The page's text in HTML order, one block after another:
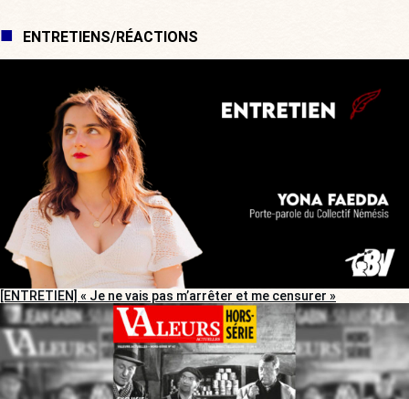
ENTRETIENS/RÉACTIONS
[ENTRETIEN] « Je ne vais pas m’arrêter et me censurer »